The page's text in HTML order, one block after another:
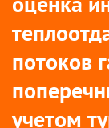
потоков
учетом